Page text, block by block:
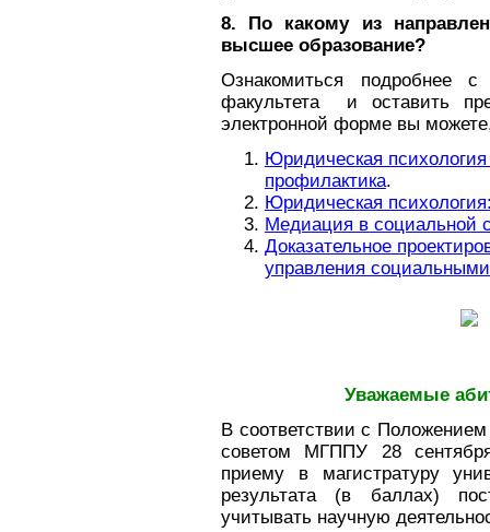
8. По какому из
высшее образование?
Ознакомиться подробнее
факультета и оставить
электронной форме вы
Юридическая
профилактика.
Юридическая
Медиация в социальной
Доказательное
управления
Уважаемые
В соответствии с
советом МГППУ 28
приему в магистратуру
результата (в баллах)
учитывать научную